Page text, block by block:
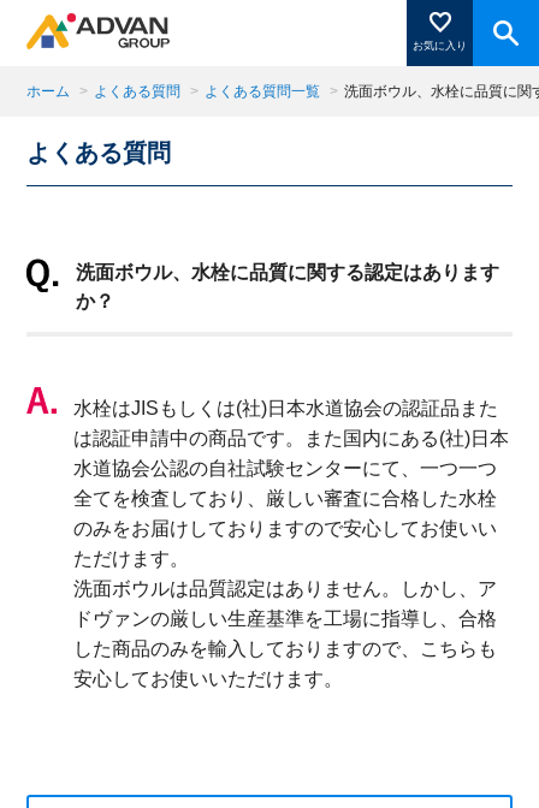
お気に入り
商品ページにある「お気に入り登録」を押すと登録した
商品がここに表示されます。
ホーム > よくある質問 > よくある質問一覧 > 洗面ボウル、水栓に品質に関
よくある質問
洗面ボウル、水栓に品質に関する認定はあります
か？
水栓はJISもしくは(社)日本水道協会の認証品また
は認証申請中の商品です。また国内にある(社)日本
水道協会公認の自社試験センターにて、一つ一つ
全てを検査しており、厳しい審査に合格した水栓
のみをお届けしておりますので安心してお使いい
ただけます。
洗面ボウルは品質認定はありません。しかし、ア
ドヴァンの厳しい生産基準を工場に指導し、合格
した商品のみを輸入しておりますので、こちらも
安心してお使いいただけます。